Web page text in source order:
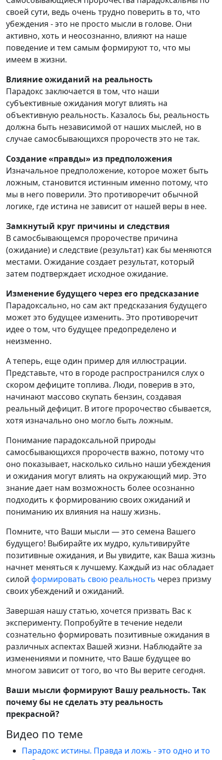
своей сути, ведь очень трудно поверить в то, что
убеждения - это не просто мысли в голове. Они
активно, хоть и неосознанно, влияют на наше
поведение и тем самым формируют то, что мы
имеем в жизни.
Влияние ожиданий на реальность
Парадокс заключается в том, что наши
субъективные ожидания могут влиять на
объективную реальность. Казалось бы, реальность
должна быть независимой от наших мыслей, но в
случае самосбывающихся пророчеств это не так.
Создание «правды» из предположения
Изначальное предположение, которое может быть
ложным, становится истинным именно потому, что
мы в него поверили. Это противоречит обычной
логике, где истина не зависит от нашей веры в нее.
Замкнутый круг причины и следствия
В самосбывающемся пророчестве причина
(ожидание) и следствие (результат) как бы меняются
местами. Ожидание создает результат, который
затем подтверждает исходное ожидание.
Изменение будущего через его предсказание
Парадоксально, но сам акт предсказания будущего
может это будущее изменить. Это противоречит
идее о том, что будущее предопределено и
неизменно.
А теперь, еще один пример для иллюстрации.
Представьте, что в городе распространился слух о
скором дефиците топлива. Люди, поверив в это,
начинают массово скупать бензин, создавая
реальный дефицит. В итоге пророчество сбывается,
хотя изначально оно могло быть ложным.
Понимание парадоксальной природы
самосбывающихся пророчеств важно, потому что
оно показывает, насколько сильно наши убеждения
и ожидания могут влиять на окружающий мир. Это
знание дает нам возможность более осознанно
подходить к формированию своих ожиданий и
пониманию их влияния на нашу жизнь.
Помните, что Ваши мысли — это семена Вашего
будущего! Выбирайте их мудро, культивируйте
позитивные ожидания, и Вы увидите, как Ваша жизнь
начнет меняться к лучшему. Каждый из нас обладает
силой формировать свою реальность через призму
своих убеждений и ожиданий.
Завершая нашу статью, хочется призвать Вас к
эксперименту. Попробуйте в течение недели
сознательно формировать позитивные ожидания в
различных аспектах Вашей жизни. Наблюдайте за
изменениями и помните, что Ваше будущее во
многом зависит от того, во что Вы верите сегодня.
Ваши мысли формируют Вашу реальность. Так
почему бы не сделать эту реальность
прекрасной?
Видео по теме
Парадокс истины. Правда и ложь - это одно и то